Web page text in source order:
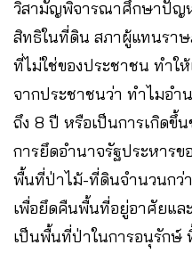
วิสามัญพิจารณาศึกษาปัญ
สิทธิในที่ดิน สภาผู้แทนราษ
ที่ไม่ใช่ของประชาชน ทำใ
จากประชาชนว่า ทำไมอำ
ถึง 8 ปี หรือเป็นการเกิดขึ้
การยึดอำนาจรัฐประหารข
พื้นที่ป่าไม้-ที่ดินจำนวนกว่
เพื่อยึดคืนพื้นที่อยู่อาศัยแล
เป็นพื้นที่ป่าในการอนุรักษ์